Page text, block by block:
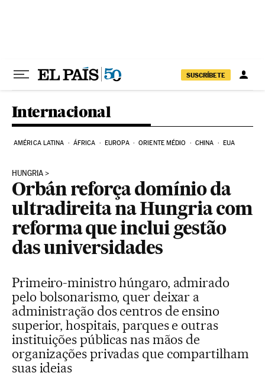
SUSCRÍBETE
Internacional
AMÉRICA LATINA ÁFRICA EUROPA ORIENTE MÉDIO CHINA EUA
HUNGRIA
Orbán reforça domínio da
ultradireita na Hungria com
reforma que inclui gestão
das universidades
Primeiro-ministro húngaro, admirado
pelo bolsonarismo, quer deixar a
administração dos centros de ensino
superior, hospitais, parques e outras
instituições públicas nas mãos de
organizações privadas que compartilham
suas ideias